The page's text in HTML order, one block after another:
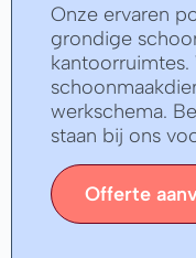
Onze ervaren
grondige
werkschema.
staan bij ons
Offerte